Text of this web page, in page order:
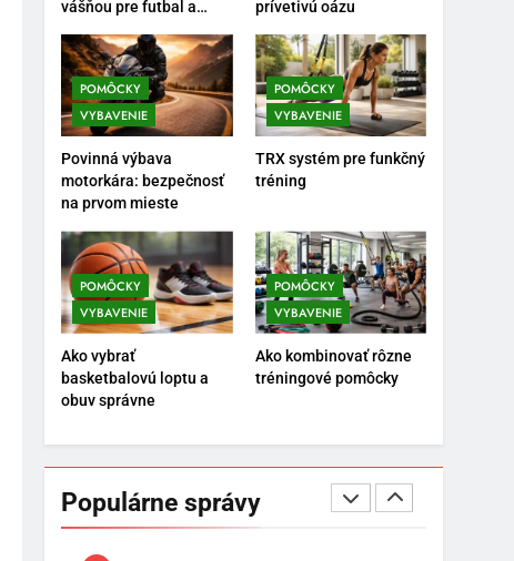
vášňou pre futbal a
brankársky post – aj
vďaka produktom z
Temu
prívetivú oázu
POMÔCKY
VYBAVENIE
Povinná výbava
motorkára: bezpečnosť
na prvom mieste
POMÔCKY
VYBAVENIE
TRX systém pre funkčný
tréning
POMÔCKY
VYBAVENIE
Ako vybrať
basketbalovú loptu a
obuv správne
POMÔCKY
VYBAVENIE
Ako kombinovať rôzne
tréningové pomôcky
Populárne správy
POMÔCKY
7
Pomôcky na cvičenie
brucha
motocyklistov na dlhé
trasy
ENERGIA VYBAVENIE
1
Osemročný Adrián dobýva
sociálne siete vášňou pre
futbal a brankársky post –
Temu
2
Jeho včelia kaviareň sa
vďaka Temu zmenila na
prívetivú oázu
POMÔCKY